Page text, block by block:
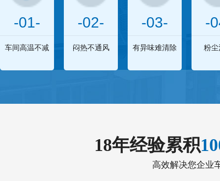
-01-
车间高温不减
-02-
闷热不通风
-03-
有异味难清除
-
粉尘
18年经验累积
高效解决您企业